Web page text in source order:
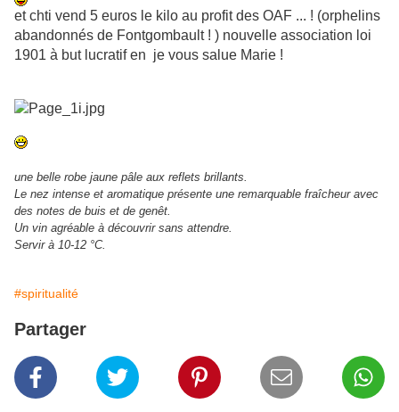
et chti vend 5 euros le kilo au profit des OAF ... ! (orphelins
abandonnés de Fontgombault ! ) nouvelle association loi
1901 à but lucratif en je vous salue Marie !
une belle robe jaune pâle aux reflets brillants.
Le nez intense et aromatique présente une remarquable fraîcheur avec
des notes de buis et de genêt.
Un vin agréable à découvrir sans attendre.
Servir à 10-12 °C.
#spiritualité
Partager